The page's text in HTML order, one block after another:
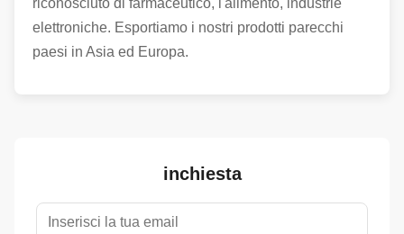
elettroniche. Esportiamo i nostri prodotti parecchi
paesi in Asia ed Europa.
inchiesta